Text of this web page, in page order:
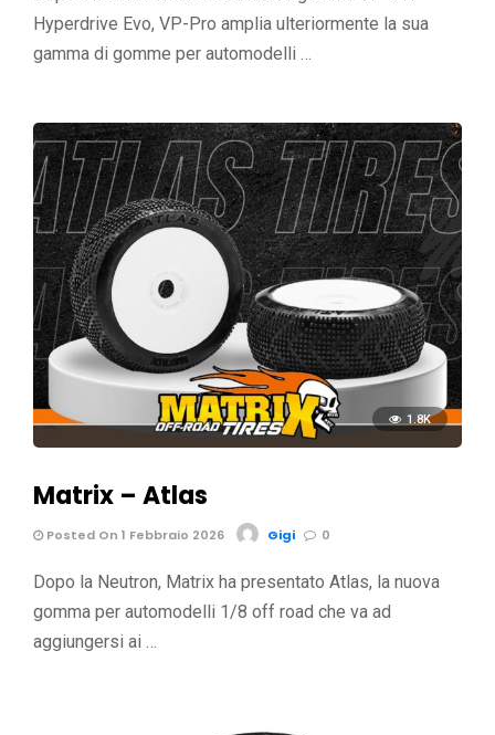
Hyperdrive Evo, VP-Pro amplia ulteriormente la sua
gamma di gomme per automodelli …
1.8K
Matrix – Atlas
Posted On 1 Febbraio 2026 Gigi 0
Dopo la Neutron, Matrix ha presentato Atlas, la nuova
gomma per automodelli 1/8 off road che va ad
aggiungersi ai …